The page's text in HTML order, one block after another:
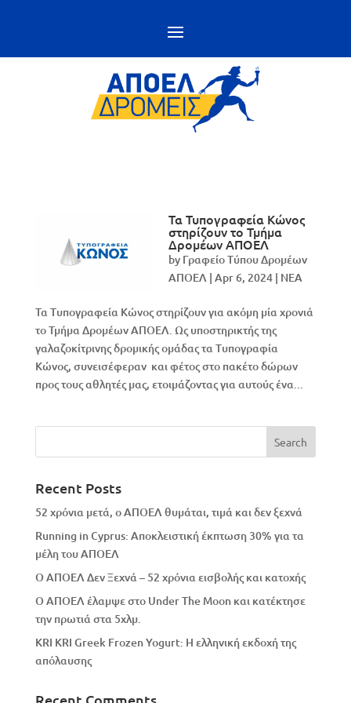
Τα Τυπογραφεία Κώνος
στηρίζουν το Τμήμα
Δρομέων ΑΠΟΕΛ
by Γραφείο Τύπου Δρομέων
ΑΠΟΕΛ | Apr 6, 2024| NEA
Τα Τυπογραφεία Κώνος στηρίζουν για ακόμη μία χρονιά
το Τμήμα Δρομέων ΑΠΟΕΛ. Ως υποστηρικτής της
γαλαζοκίτρινης δρομικής ομάδας τα Τυπογραφία
Κώνος, συνεισέφεραν και φέτος στο πακέτο δώρων
προς τους αθλητές μας, ετοιμάζοντας για αυτούς ένα...
Recent Posts
52 χρόνια μετά, ο ΑΠΟΕΛ θυμάται, τιμά και δεν ξεχνά
Running in Cyprus: Αποκλειστική έκπτωση 30% για τα
μέλη του ΑΠΟΕΛ
Ο ΑΠΟΕΛ Δεν Ξεχνά – 52 χρόνια εισβολής και κατοχής
Ο ΑΠΟΕΛ έλαμψε στο Under The Moon και κατέκτησε
την πρωτιά στα 5χλμ.
KRI KRI Greek Frozen Yogurt: Η ελληνική εκδοχή της
απόλαυσης
Recent Comments